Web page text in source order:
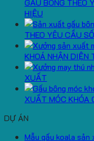
HIỆU
THEO YÊU CẦU
KHOÁ NHẬN DIỆN
XUẤT
XUẤT MÓC KHÓA
DỰ ÁN
Mẫu gấu koala